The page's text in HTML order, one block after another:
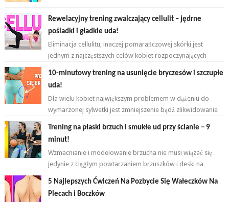
Rewelacyjny trening zwalczający cellulit – jędrne
pośladki i gładkie uda!
Eliminacja cellulitu, inaczej pomarańczowej skórki jest
jednym z najczęstszych celów kobiet rozpoczynających
10-minutowy trening na usunięcie bryczesów i szczupłe
uda!
Dla wielu kobiet największym problemem w dążeniu do
wymarzonej sylwetki jest zmniejszenie bądź zlikwidowanie
Trening na płaski brzuch i smukłe ud przy ścianie – 9
minut!
Wzmacnianie i modelowanie brzucha nie musi wiązać się
jedynie z ciągłym powtarzaniem brzuszków i deski na
przemian. Brzuch to nie jeden...
5 Najlepszych Ćwiczeń Na Pozbycie Się Wałeczków Na
Plecach i Boczków